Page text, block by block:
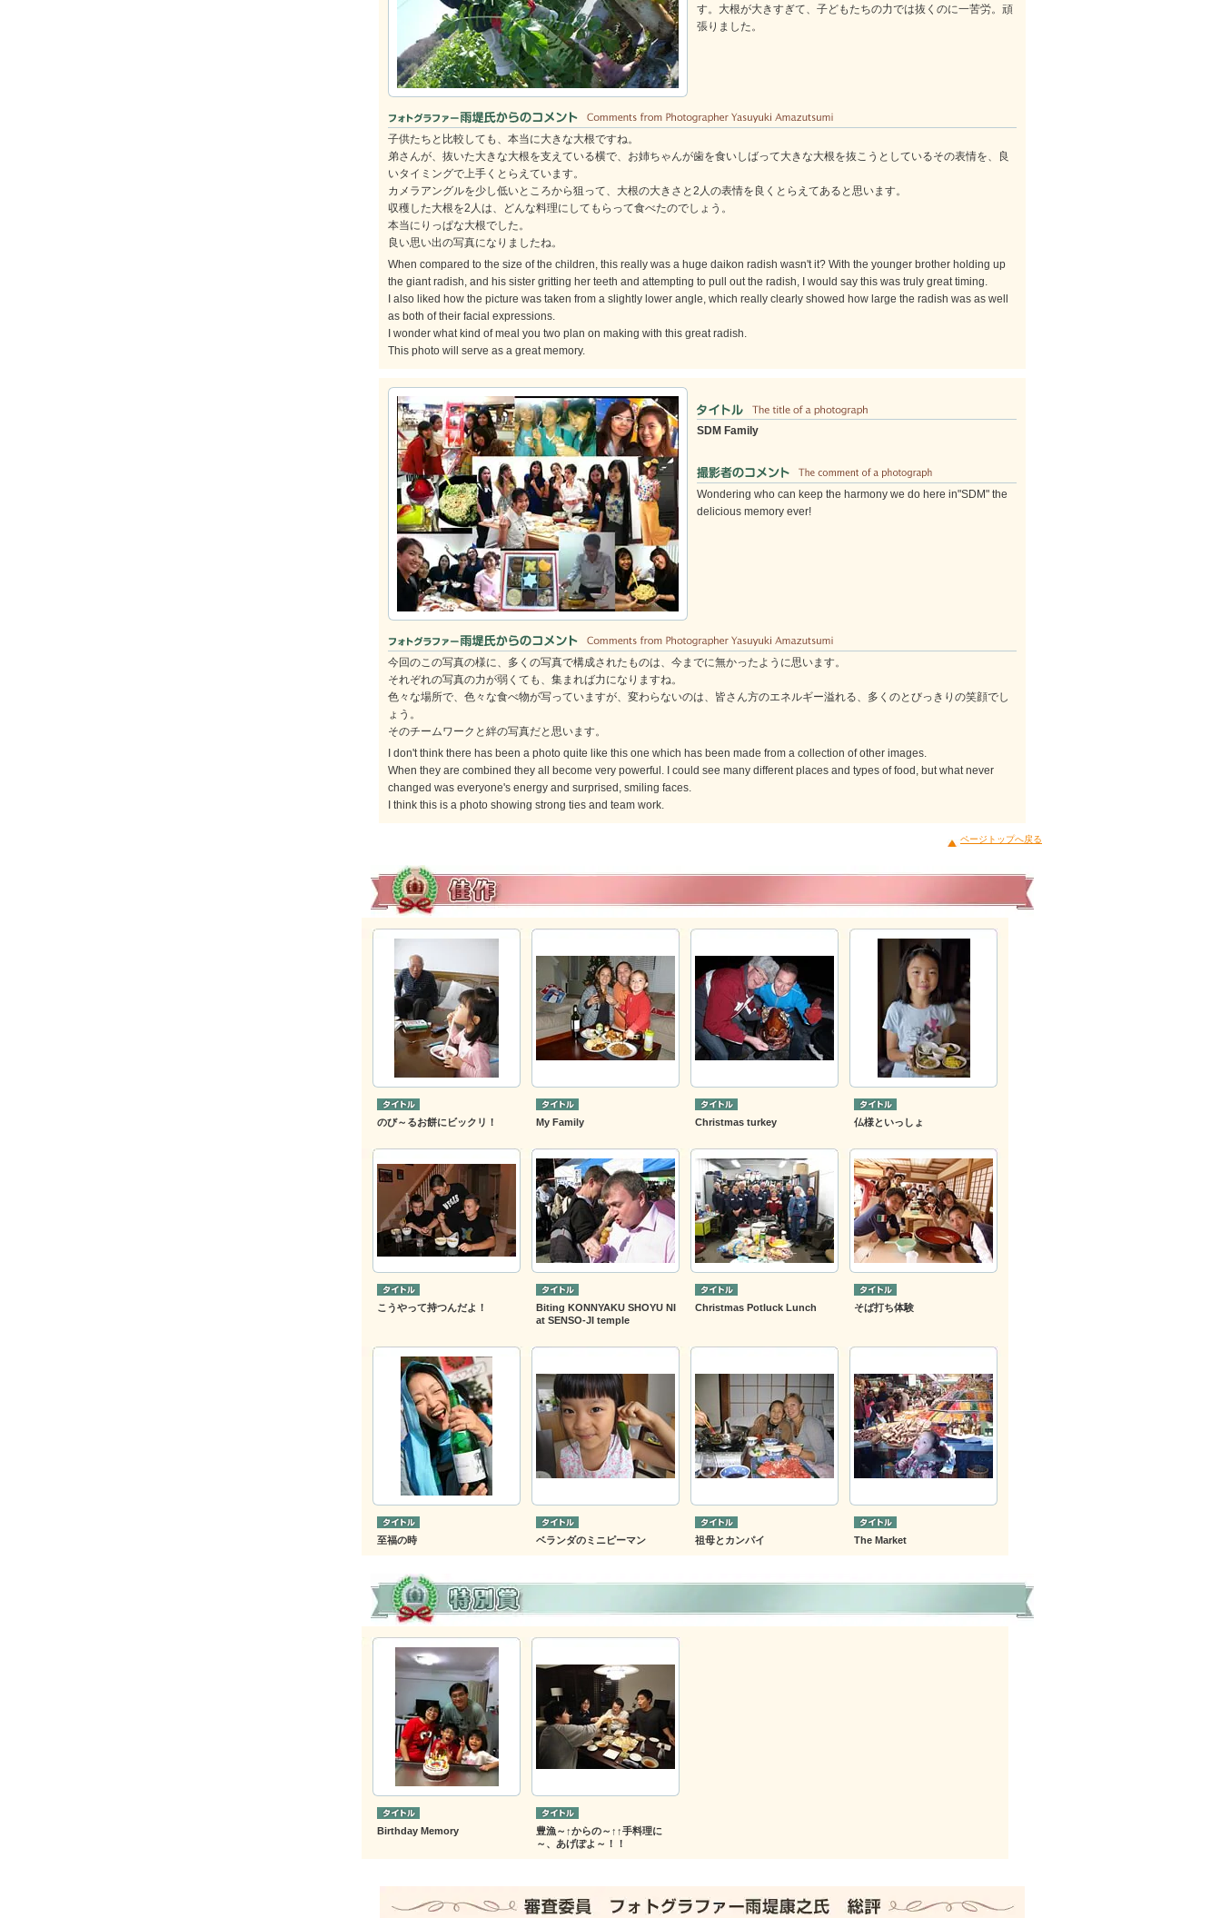
す。大根が大きすぎて、子どもたちの力では抜くのに一苦労。頑
張りました。
子供たちと比較しても、本当に大きな大根ですね。
弟さんが、抜いた大きな大根を支えている横で、お姉ちゃんが歯を食いしばって大きな大根を抜こうとしているその表情を、良
いタイミングで上手くとらえています。
カメラアングルを少し低いところから狙って、大根の大きさと2人の表情を良くとらえてあると思います。
収穫した大根を2人は、どんな料理にしてもらって食べたのでしょう。
本当にりっぱな大根でした。
良い思い出の写真になりましたね。
When compared to the size of the children, this really was a huge daikon radish wasn't it? With the younger brother holding up
the giant radish, and his sister gritting her teeth and attempting to pull out the radish, I would say this was truly great timing.
I also liked how the picture was taken from a slightly lower angle, which really clearly showed how large the radish was as well
as both of their facial expressions.
I wonder what kind of meal you two plan on making with this great radish.
This photo will serve as a great memory.
SDM Family
Wondering who can keep the harmony we do here in"SDM" the
delicious memory ever!
今回のこの写真の様に、多くの写真で構成されたものは、今までに無かったように思います。
それぞれの写真の力が弱くても、集まれば力になりますね。
色々な場所で、色々な食べ物が写っていますが、変わらないのは、皆さん方のエネルギー溢れる、多くのとびっきりの笑顔でし
ょう。
そのチームワークと絆の写真だと思います。
I don't think there has been a photo quite like this one which has been made from a collection of other images.
When they are combined they all become very powerful. I could see many different places and types of food, but what never
changed was everyone's energy and surprised, smiling faces.
I think this is a photo showing strong ties and team work.
ページトップへ戻る
のび～るお餅にビックリ！ My Family Christmas turkey 仏様といっしょ
こうやって持つんだよ！
Biting KONNYAKU SHOYU NI
at SENSO-JI temple
Christmas Potluck Lunch そば打ち体験
至福の時 ベランダのミニピーマン 祖母とカンパイ The Market
Birthday Memory
豊漁～↑からの～↑↑手料理に
～、あげぽよ～！！